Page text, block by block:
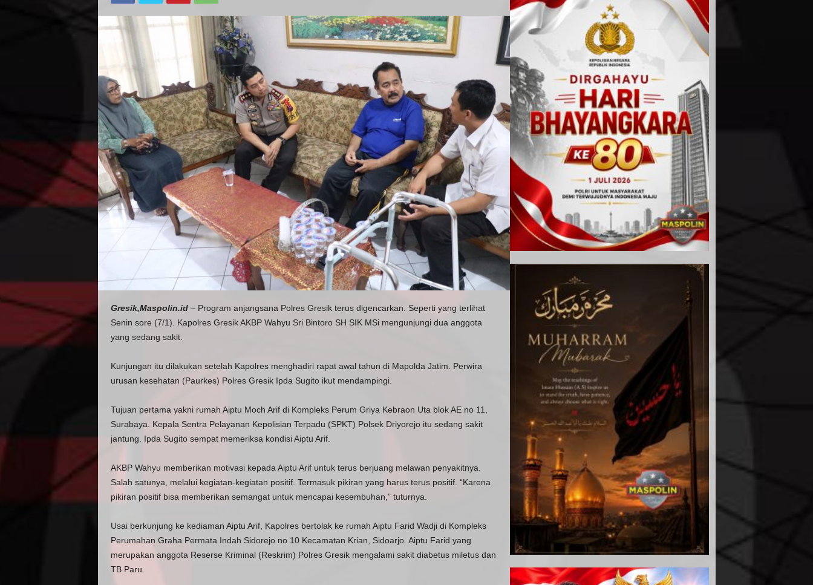
Gresik,Maspolin.id – Program anjangsana Polres Gresik terus digencarkan. Seperti yang terlihat
Senin sore (7/1). Kapolres Gresik AKBP Wahyu Sri Bintoro SH SIK MSi mengunjungi dua anggota
yang sedang sakit.
Kunjungan itu dilakukan setelah Kapolres menghadiri rapat awal tahun di Mapolda Jatim. Perwira
urusan kesehatan (Paurkes) Polres Gresik Ipda Sugito ikut mendampingi.
Tujuan pertama yakni rumah Aiptu Moch Arif di Kompleks Perum Griya Kebraon Uta blok AE no 11,
Surabaya. Kepala Sentra Pelayanan Kepolisian Terpadu (SPKT) Polsek Driyorejo itu sedang sakit
jantung. Ipda Sugito sempat memeriksa kondisi Aiptu Arif.
AKBP Wahyu memberikan motivasi kepada Aiptu Arif untuk terus berjuang melawan penyakitnya.
Salah satunya, melalui kegiatan-kegiatan positif. Termasuk pikiran yang harus terus positif. “Karena
pikiran positif bisa memberikan semangat untuk mencapai kesembuhan,” tuturnya.
Usai berkunjung ke kediaman Aiptu Arif, Kapolres bertolak ke rumah Aiptu Farid Wadji di Kompleks
Perumahan Graha Permata Indah Sidorejo no 10 Kecamatan Krian, Sidoarjo. Aiptu Farid yang
merupakan anggota Reserse Kriminal (Reskrim) Polres Gresik mengalami sakit diabetus miletus dan
TB Paru.